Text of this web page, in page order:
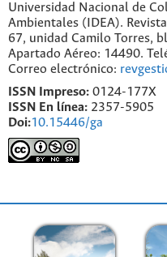
Universidad Nacional de
Ambientales (IDEA).
67, unidad Camilo Torres,
Apartado Aéreo: 14490.
Correo electrónico:
ISSN Impreso: 0124-177X
ISSN En línea: 2357-5905
Doi:10.15446/ga